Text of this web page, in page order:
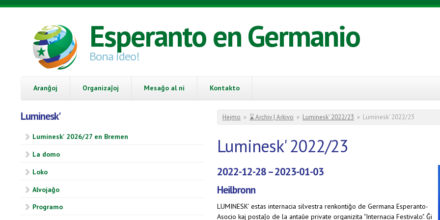
Skip to main content
Esperanto en Germanio
Bona ideo!
Aranĝoj Organizaĵoj Mesaĝo al ni Kontakto
Luminesk'
Luminesk' 2026/27 en Bremen
La domo
Loko
Alvojaĝo
Programo
You are here
Hejmo » ⌛ Archiv | Arkivo » Luminesk' 2022/23 » Luminesk' 2022/23
Luminesk' 2022/23
2022-12-28 – 2023-01-03
Heilbronn
LUMINESK’ estas internacia silvestra renkontiĝo de Germana Esperanto-
Asocio kaj postaĵo de la antaûe private organizita "Internacia Festivalo". Ĝi